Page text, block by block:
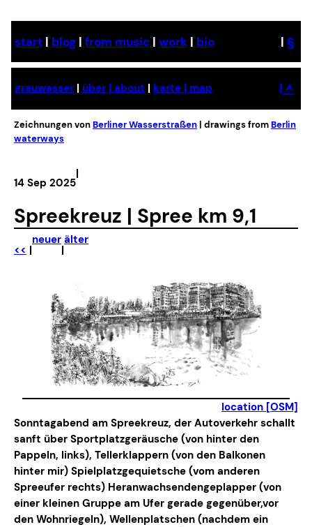
start | blog | from music | work | bio | §
grauwasser | über | about | karte | map | ^
Zeichnungen vonBerliner Wasserstraßen| drawings fromBerlin
waterways
14 Sep 2025
|
Spreekreuz | Spree km 9,1
<< |
neuer
|
älter
location [OSM]
Sonntagabend am Spreekreuz, der Autoverkehr schallt
sanft über Sportplatzgeräusche (von hinter den
Pappeln, links), Tellerklappern (von den Balkonen
hinter mir) Spielplatzgequietsche (vom anderen
Spreeufer rechts) Heranwachsendengeplapper (von
einer kleinen Gruppe am Ufer gerade gegenüber,vor
den Wohnriegeln), Wellenplatschen (nachdem ein